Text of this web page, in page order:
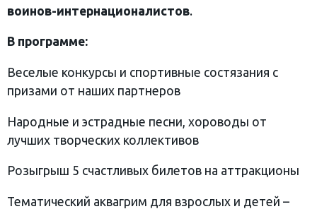
воинов-интернационалистов.
В программе:
Веселые конкурсы и спортивные состязания с
призами от наших партнеров
Народные и эстрадные песни, хороводы от
лучших творческих коллективов
Розыгрыш 5 счастливых билетов на аттракционы
Тематический аквагрим для взрослых и детей –